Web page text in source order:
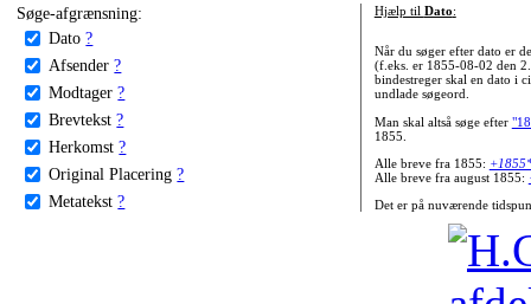
Søge-afgrænsning:
Dato ?
Afsender ?
Modtager ?
Brevtekst ?
Herkomst ?
Original Placering ?
Metatekst ?
Hjælp til Dato:
Når du søger efter dato er
(f.eks. er 1855-08-02 den
bindestreger skal en dato i
undlade søgeord.
Man skal altså søge efter
1855.
Alle breve fra 1855:
Alle breve fra august 1855:
Det er på nuværende